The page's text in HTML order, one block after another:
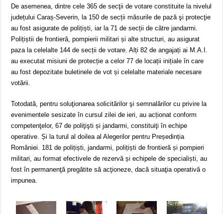
De asemenea, dintre cele 365 de secţii de votare constituite la nivelul
județului Caraș-Severin, la 150 de secții măsurile de pază şi protecţie
au fost asigurate de polițiști, iar la 71 de secții de către jandarmi.
Polițiștii de frontieră, pompierii militari și alte structuri, au asigurat
paza la celelalte 144 de secții de votare. Alți 82 de angajați ai M.A.I.
au executat misiuni de protecție a celor 77 de locații inițiale în care
au fost depozitate buletinele de vot și celelalte materiale necesare
votării.
Totodată, pentru soluţionarea solicitărilor şi semnalărilor cu privire la
evenimentele sesizate în cursul zilei de ieri, au acționat conform
competenţelor, 67 de poliţişti și jandarmi, constituiţi în echipe
operative. Și la turul al doilea al Alegerilor pentru Președinția
României. 181 de polițiști, jandarmi, polițiști de frontieră și pompieri
militari, au format efectivele de rezervă și echipele de specialiști, au
fost în permanenţă pregătite să acţioneze, dacă situaţia operativă o
impunea.